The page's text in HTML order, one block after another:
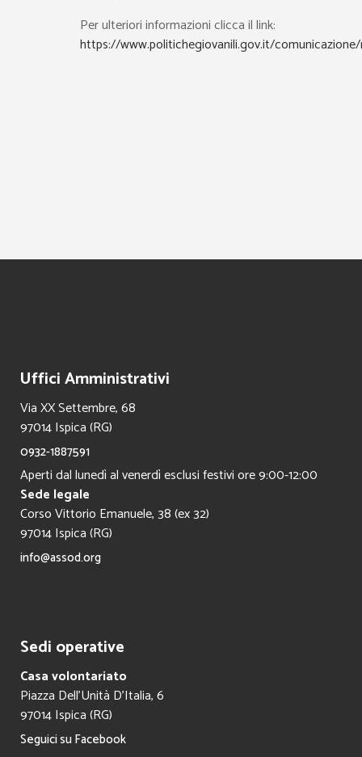
Per ulteriori informazioni clicca il link:
https://www.politichegiovanili.gov.it/
Uffici Amministrativi
Via XX Settembre, 68
97014 Ispica (RG)
0932-1887591
Aperti dal lunedì al venerdì esclusi festivi ore 9:00-12:00
Sede legale
Corso Vittorio Emanuele, 38 (ex 32)
97014 Ispica (RG)
info@assod.org
Sedi operative
Casa volontariato
Piazza Dell’Unità D’Italia, 6
97014 Ispica (RG)
Seguici su Facebook